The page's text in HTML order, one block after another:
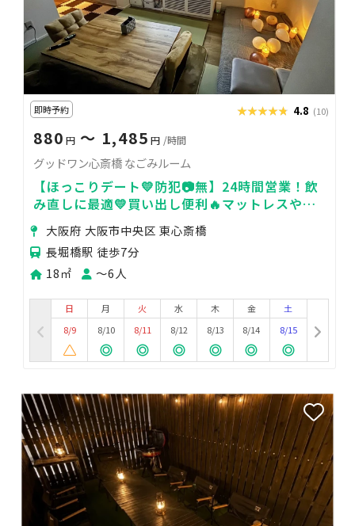
即時予約 ★★★★★
★★★★★ 4.8 (10)
880 円〜 1,485 円 /時間
グッドワン心斎橋 なごみルーム
【ほっこりデート💛防犯📷無】24時間営業！飲
み直しに最適💛買い出し便利🔥マットレスやタ
タミでまったりデート◎タコパ・鍋パも可能
大阪府 大阪市中央区 東心斎橋
長堀橋駅 徒歩7分
18㎡
〜6人
日
8/9
月
8/10
火
8/11
水
8/12
木
8/13
金
8/14
土
8/15